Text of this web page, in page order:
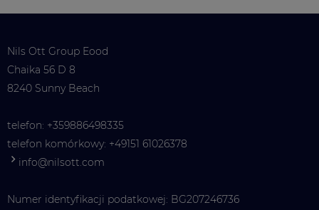
Nils Ott Group Eood
Chaika 56 D 8
8240 Sunny Beach
telefon: +359886498335
telefon komórkowy: +49151 61026378
info@nilsott.com
Numer identyfikacji podatkowej: BG207246736